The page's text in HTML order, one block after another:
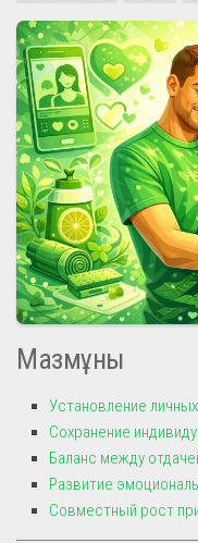
Мазмұны
Установление
Сохранение
Баланс между
Развитие
Совместный рост